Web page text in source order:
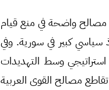
مصالح واضحة في منع قيام
كبير في سورية. وفي
وسط التهديدات
مصالح القوى العربية